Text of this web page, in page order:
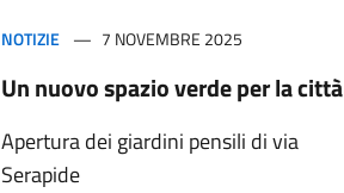
NOTIZIE 7 NOVEMBRE 2025
Un nuovo spazio verde per la città
Apertura dei giardini pensili di via
Serapide